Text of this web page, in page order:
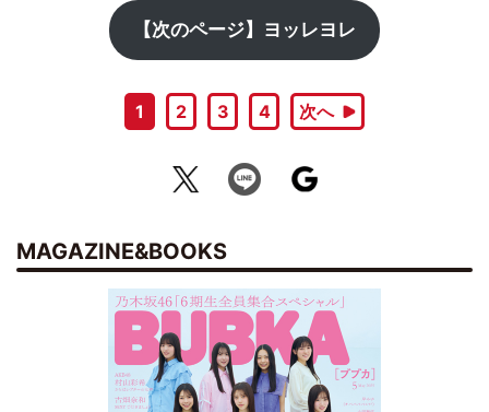
【次のページ】ヨッレヨレ
1 2 3 4 次へ
MAGAZINE&BOOKS